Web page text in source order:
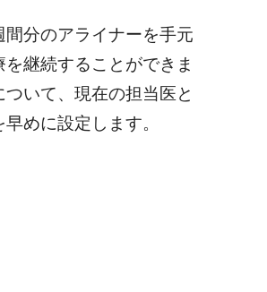
分のアライナーを手元
継続することができま
いて、現在の担当医と
めに設定します。